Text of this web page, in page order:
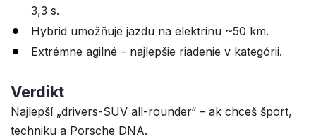
3,3 s.
Hybrid umožňuje jazdu na elektrinu ~50 km.
Extrémne agilné – najlepšie riadenie v kategórii.
Verdikt
Najlepší „drivers-SUV all-rounder“ – ak chceš šport,
techniku a Porsche DNA.